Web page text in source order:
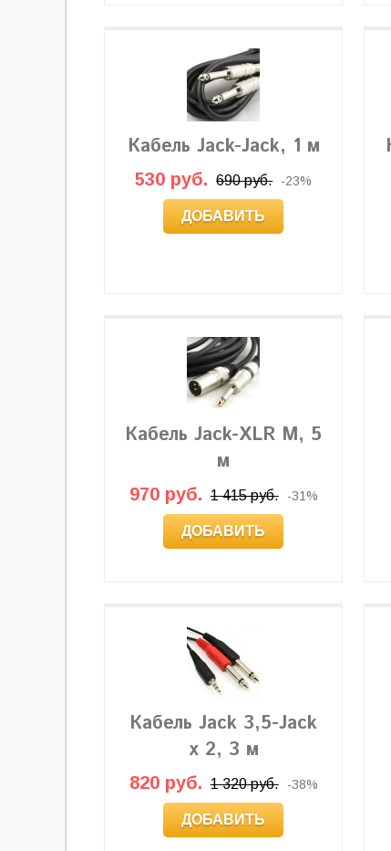
Кабель Jack-Jack, 1 м
530 руб. 690 руб. -23%
ДОБАВИТЬ
Кабель Jack-XLR M, 5
м
970 руб. 1 415 руб. -31%
ДОБАВИТЬ
Кабель Jack 3,5-Jack
x 2, 3 м
820 руб. 1 320 руб. -38%
ДОБАВИТЬ